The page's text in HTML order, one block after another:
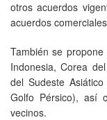
otros acuerdos
acuerdos
También se
Indonesia, Corea
del Sudeste
Golfo Pérsico), así
vecinos.